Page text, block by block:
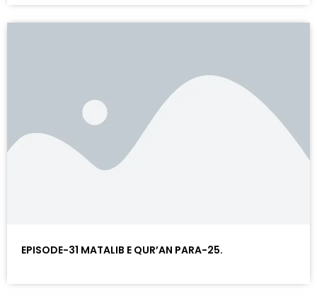
EPISODE-31 MATALIB E QUR’AN PARA-25.